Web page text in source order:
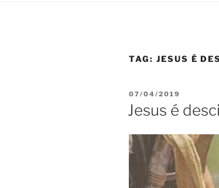
TAG: JESUS É
PUBLICADO
EM
07/04/2019
Jesus é